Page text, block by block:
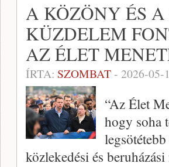
A KÖZÖNY ÉS
KÜZDELEM
AZ ÉLET
ÍRTA: SZOMBAT- 2026-05-
“Az Élet
hogy soha
közlekedési és